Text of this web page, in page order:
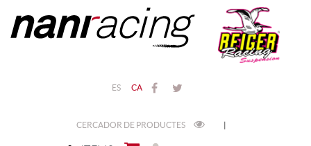
ES CA
CERCADOR DE PRODUCTES |